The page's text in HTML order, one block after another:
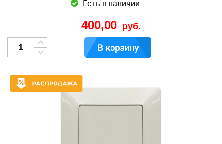
Есть в наличии
400,00 руб.
В корзину